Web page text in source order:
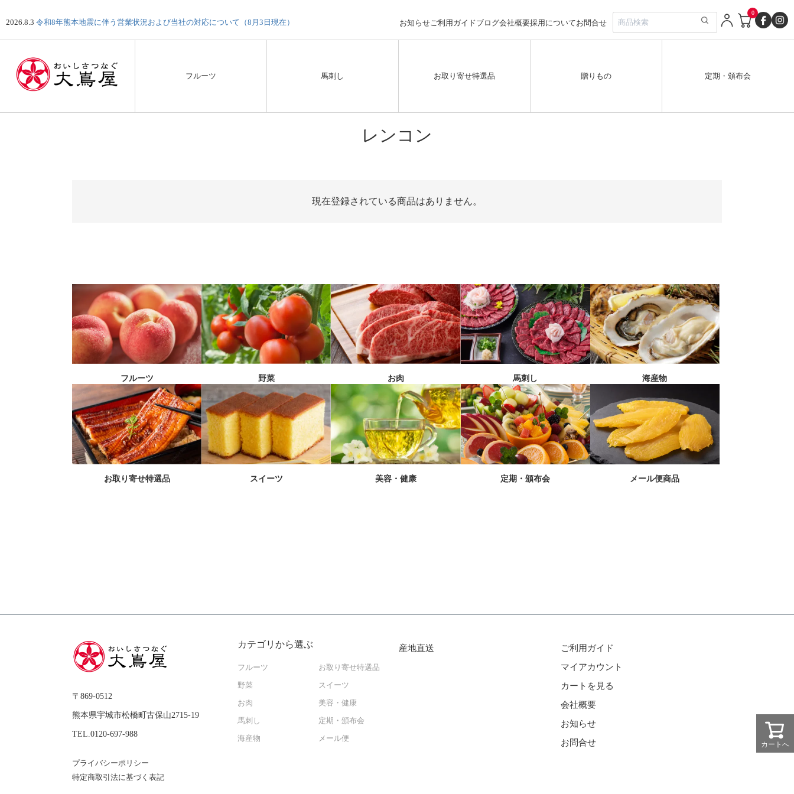
2026.8.3 令和8年熊本地震に伴う営業状況および当社の対応について（8月3日現在） お知らせ ご利用ガイドブログ会社概要採用についてお問合せ
0
フルーツ 馬刺し お取り寄せ特選品 贈りもの 定期・頒布会
レンコン
現在登録されている商品はありません。
カートへ
フルーツ 野菜 お肉 馬刺し 海産物
お取り寄せ特選品 スイーツ 美容・健康 定期・頒布会 メール便商品
〒869-0512
熊本県宇城市松橋町古保山2715-19
TEL.0120-697-988
プライバシーポリシー
特定商取引法に基づく表記
カテゴリから選ぶ
フルーツ
野菜
お肉
馬刺し
海産物
お取り寄せ特選品
スイーツ
美容・健康
定期・頒布会
メール便
産地直送
ご利用ガイド
マイアカウント
カートを見る
会社概要
お知らせ
お問合せ